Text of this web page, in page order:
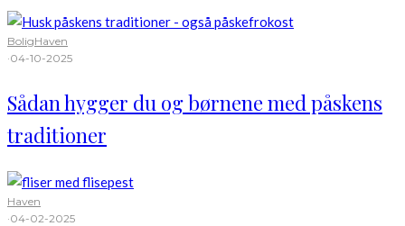
BoligHaven
·04-10-2025
Sådan hygger du og børnene med påskens
traditioner
Haven
·04-02-2025